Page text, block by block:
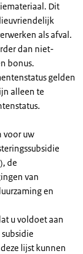
Dit
als afval.
dan niet-
bonus.
gelden
alleen te
voor uw
de
van
en
u voldoet aan
lijst kunnen